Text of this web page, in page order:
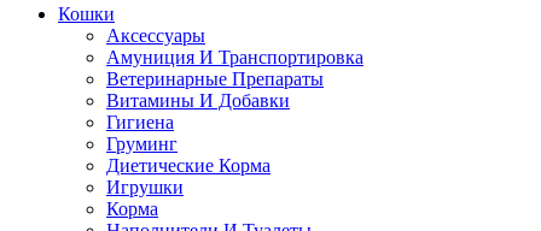
Кошки
Аксессуары
Амуниция И Транспортировка
Ветеринарные Препараты
Витамины И Добавки
Гигиена
Груминг
Диетические Корма
Игрушки
Корма